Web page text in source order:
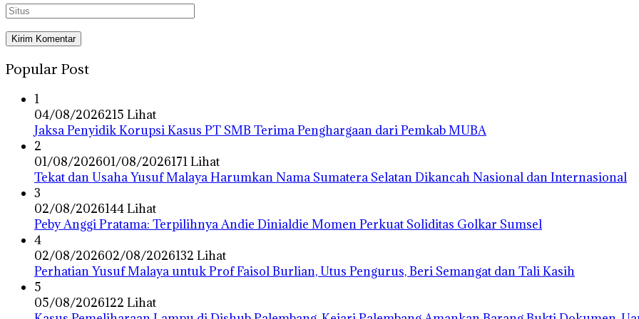
Popular Post
1
04/08/2026215 Lihat
Jaksa Penyidik Korupsi Kasus PT SMB Terima Penghargaan dari Pemkab MUBA
2
01/08/202601/08/2026171 Lihat
Tekat dan Usaha Yusuf Malaya Harumkan Nama Sumatera Selatan Dikancah Nasional dan Internasional
3
02/08/2026144 Lihat
Peby Anggi Pratama: Terpilihnya Andie Dinialdie Momen Perkuat Soliditas Golkar Sumsel
4
02/08/202602/08/2026132 Lihat
Perhatian Yusuf Malaya untuk Prof Faisol Burlian, Utus Pengurus, Beri Semangat dan Tali Kasih
5
05/08/2026122 Lihat